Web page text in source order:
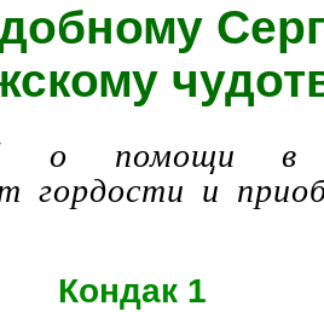
о помощи в
гордости и
Кондак 1